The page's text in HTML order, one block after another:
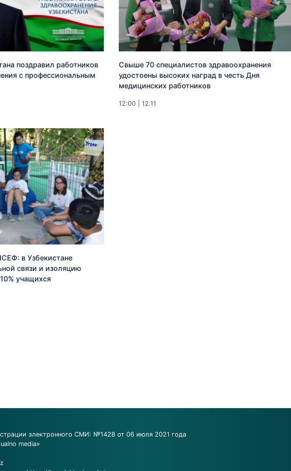
поздравил работников
с профессиональным
Свыше 70 специалистов здравоохранения
удостоены высоких наград в честь Дня
медицинских работников
12:00 | 12.11
в Узбекистане
связи и изоляцию
учащихся
электронного СМИ: №1428 от 06 июля 2021 года
media»